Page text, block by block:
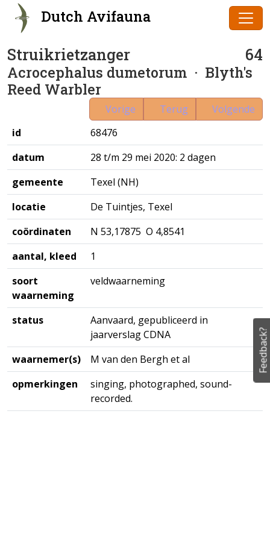
Dutch Avifauna
Struikrietzanger 64
Acrocephalus dumetorum · Blyth's
Reed Warbler
Vorige Terug
Volgende
id
68476
datum
28 t/m 29 mei 2020: 2 dagen
gemeente
Texel (NH)
locatie
De Tuintjes, Texel
coördinaten
N 53,17875 O 4,8541
aantal, kleed
1
soort
waarneming
veldwaarneming
status
Aanvaard, gepubliceerd in
jaarverslag CDNA
waarnemer(s)
M van den Bergh et al
opmerkingen
singing, photographed, sound-
recorded.
Feedback?